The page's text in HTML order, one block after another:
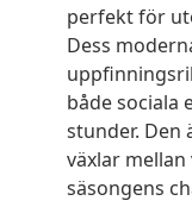
perfekt för
Dess
både sociala
stunder. Den
växlar
säsongens